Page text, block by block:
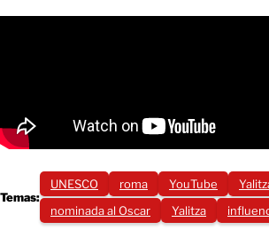
Temas:
UNESCO roma YouTube
nominada al Oscar
Yalitza